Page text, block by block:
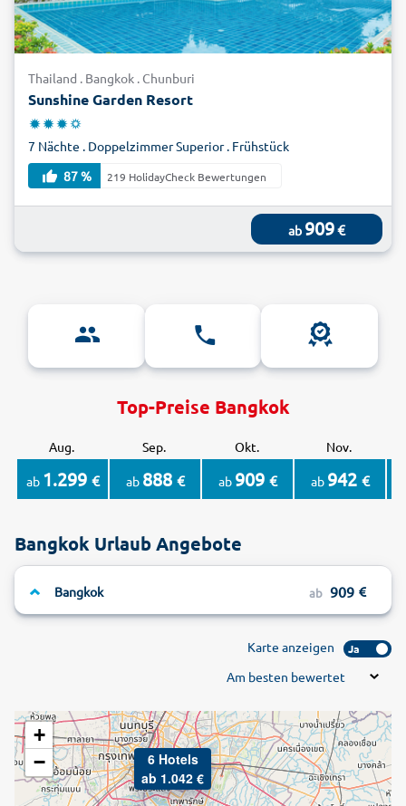
Thailand . Bangkok . Chunburi
Sunshine Garden Resort
7 Nächte . Doppelzimmer Superior . Frühstück
87 %
219 HolidayCheck Bewertungen
ab 909€
Top-Preise Bangkok
Aug. Sep. Okt. Nov.
ab 1.299 € ab 888 € ab 909 € ab 942 €
Bangkok Urlaub Angebote
Bangkok ab 909
Karte anzeigen Ja
Am besten bewertet
6 Hotels
ab 1.042 €
+
−